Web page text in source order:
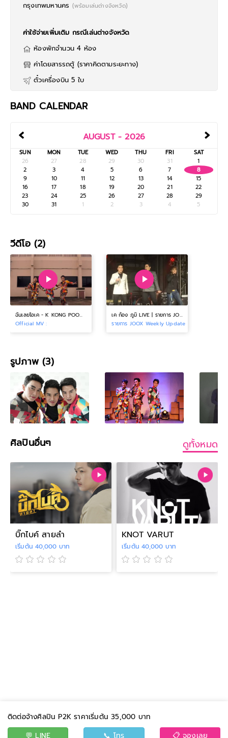
กรุงเทพมหานคร (พร้อมเล่นต่างจังหวัด)
ค่าใช้จ่ายเพิ่มเติม กรณีเล่นต่างจังหวัด
ห้องพักจำนวน 4 ห้อง
ค่าโดยสารรถตู้ (ราคาคิดตามระยะทาง)
ตั๋วเครื่องบิน 5 ใบ
BAND CALENDAR
‹ ›
AUGUST - 2026
SUN MON TUE WED THU FRI
SAT
26
27 28 29 30 31
1
2
3 4 5 6 7
8
9
10 11 12 13 14
15
16
17 18 19 20 21
22
23
24 25 26 27 28
29
30
31 1 2 3 4 5
วีดีโอ (2)
ฉันเลยโอเค - K KONG POOM [Short MV]
Official MV :
เค ก้อง ภูมิ LIVE | รายการ JOOX Weekly Update [9.11.18]
รายการ JOOX Weekly Update :
รูปภาพ (3)
ศิลปินอื่นๆ ดูทั้งหมด
บิ๊กไบค์ สายลำ
เริ่มต้น 40,000 บาท
KNOT VARUT
เริ่มต้น 40,000 บาท
ติดต่อจ้างศิลปิน P2K ราคาเริ่มต้น 35,000 บาท
💬 LINE
📞 โทร 📋 จองเลย